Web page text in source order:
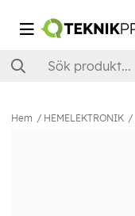
Hem HEMELEKTRONIK